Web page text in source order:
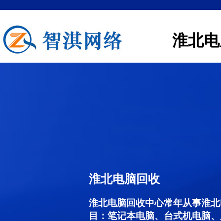
淮北
淮北电脑回收
淮北电脑回收中心常年从事淮
目：笔记本电脑、台式机电脑